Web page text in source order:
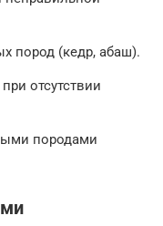
пород (кедр, абаш).
отсутствии
породами